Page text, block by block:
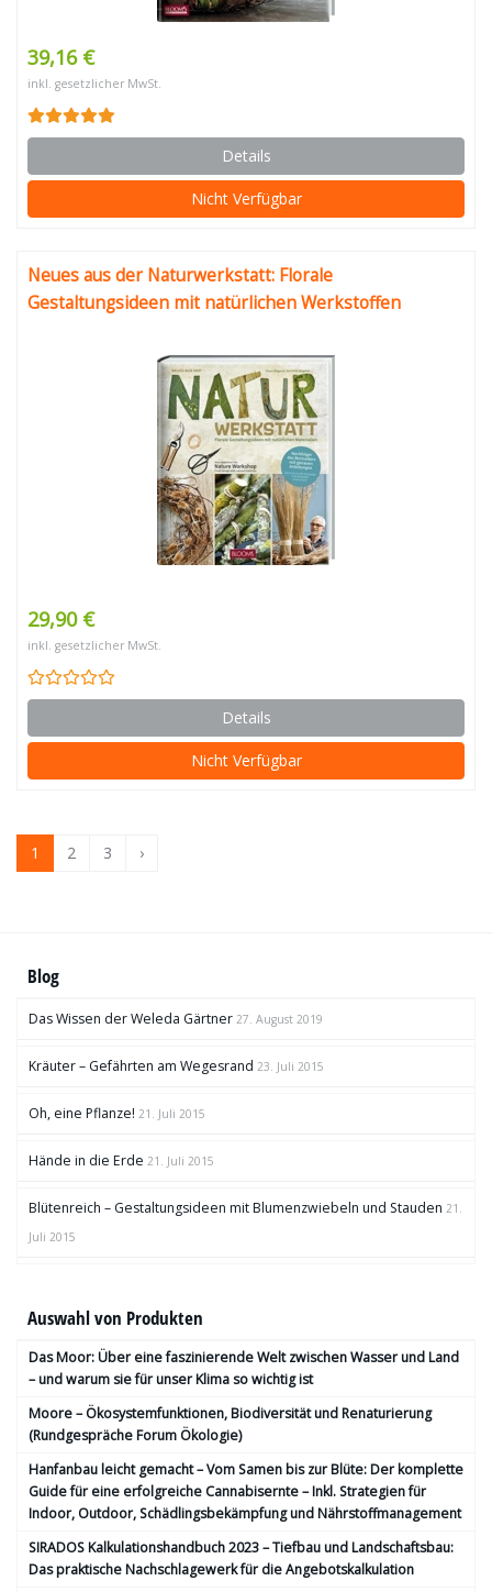
39,16 €
inkl. gesetzlicher MwSt.
Details
Nicht Verfügbar
Neues aus der Naturwerkstatt: Florale
Gestaltungsideen mit natürlichen Werkstoffen
29,90 €
inkl. gesetzlicher MwSt.
Details
Nicht Verfügbar
1 2 3 ›
Blog
Das Wissen der Weleda Gärtner 27. August 2019
Kräuter – Gefährten am Wegesrand 23. Juli 2015
Oh, eine Pflanze! 21. Juli 2015
Hände in die Erde 21. Juli 2015
Blütenreich – Gestaltungsideen mit Blumenzwiebeln und Stauden 21.
Juli 2015
Auswahl von Produkten
Das Moor: Über eine faszinierende Welt zwischen Wasser und Land
– und warum sie für unser Klima so wichtig ist
Moore – Ökosystemfunktionen, Bio­diversität und Renaturierung
(Rundgespräche Forum Ökologie)
Hanfanbau leicht gemacht – Vom Samen bis zur Blüte: Der komplette
Guide für eine erfolgreiche Cannabisernte – Inkl. Strategien für
Indoor, Outdoor, Schädlingsbekämpfung und Nährstoffmanagement
SIRADOS Kalkulationshandbuch 2023 – Tiefbau und Landschaftsbau:
Das praktische Nachschlagewerk für die Angebotskalkulation